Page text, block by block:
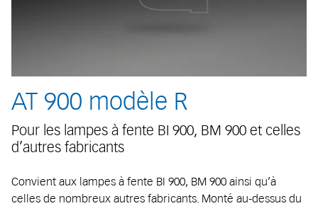
AT 900 modèle R
Pour les lampes à fente BI 900, BM 900 et celles
d’autres fabricants
Convient aux lampes à fente BI 900, BM 900 ainsi qu’à
celles de nombreux autres fabricants. Monté au-dessus du